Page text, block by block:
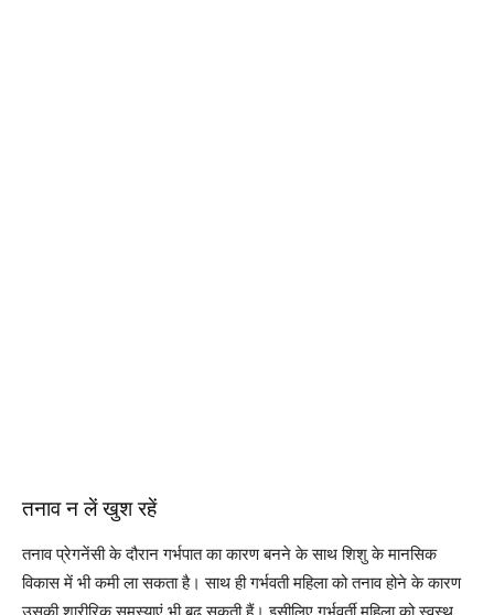
तनाव न लें खुश रहें
तनाव प्रेगनेंसी के दौरान गर्भपात का कारण बनने के साथ शिशु के मानसिक
विकास में भी कमी ला सकता है। साथ ही गर्भवती महिला को तनाव होने के कारण